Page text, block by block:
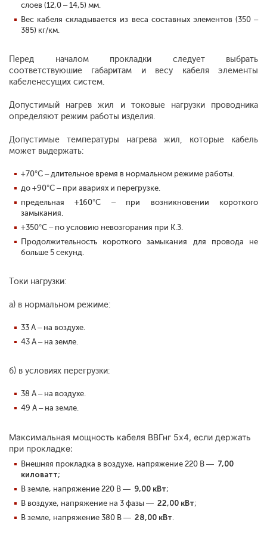
слоев (12,0 – 14,5) мм.
Вес кабеля складывается из веса составных элементов (350 –
385) кг/км.
Перед началом прокладки следует выбрать
соответствуюшие габаритам и весу кабеля элементы
кабеленесущих систем.
Допустимый нагрев жил и токовые нагрузки проводника
определяют режим работы изделия.
Допустимые температуры нагрева жил, которые кабель
может выдержать:
+70°С – длительное время в нормальном режиме работы.
до +90°С – при авариях и перегрузке.
предельная +160°С – при возникновении короткого
замыкания.
+350°С – по условию невозгорания при К.З.
Продолжительность короткого замыкания для провода не
больше 5 секунд.
Токи нагрузки:
а) в нормальном режиме:
33 А – на воздухе.
43 А – на земле.
б) в условиях перегрузки:
38 А – на воздухе.
49 А – на земле.
Максимальная мощность кабеля ВВГнг 5х4, если держать
при прокладке:
Внешняя прокладка в воздухе, напряжение 220 В — 7,00
киловатт;
В земле, напряжение 220 В — 9,00 кВт;
В воздухе, напряжение на 3 фазы — 22,00 кВт;
В земле, напряжение 380 В — 28,00 кВт.